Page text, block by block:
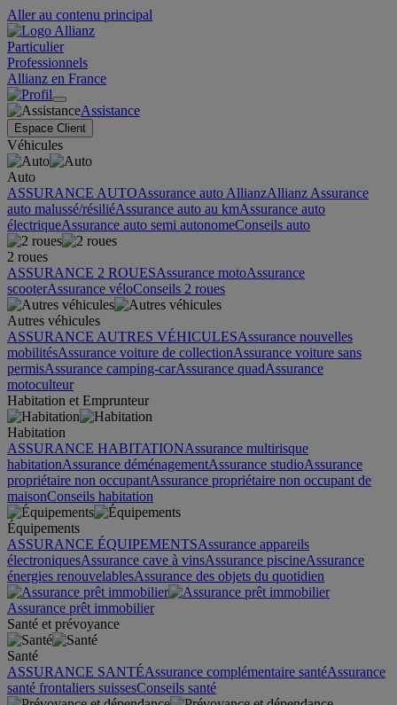
Aller au contenu principal
Particulier
Professionnels
Allianz en France
Assistance
Espace Client
Véhicules
Auto
ASSURANCE AUTOAssurance auto AllianzAllianz Assurance
auto malussé/résiliéAssurance auto au kmAssurance auto
électriqueAssurance auto semi autonomeConseils auto
2 roues
ASSURANCE 2 ROUESAssurance motoAssurance
scooterAssurance véloConseils 2 roues
Autres véhicules
ASSURANCE AUTRES VÉHICULESAssurance nouvelles
mobilitésAssurance voiture de collectionAssurance voiture sans
permisAssurance camping-carAssurance quadAssurance
motoculteur
Habitation et Emprunteur
Habitation
ASSURANCE HABITATIONAssurance multirisque
habitationAssurance déménagementAssurance studioAssurance
propriétaire non occupantAssurance propriétaire non occupant de
maisonConseils habitation
Équipements
ASSURANCE ÉQUIPEMENTSAssurance appareils
électroniquesAssurance cave à vinsAssurance piscineAssurance
énergies renouvelablesAssurance des objets du quotidien
Assurance prêt immobilier
Santé et prévoyance
Santé
ASSURANCE SANTÉAssurance complémentaire santéAssurance
santé frontaliers suissesConseils santé